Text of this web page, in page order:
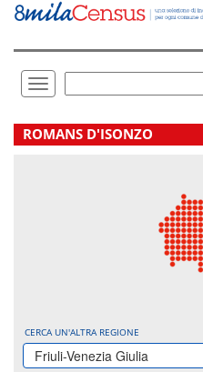
Vai
direttamente
Toggle
navigation
.
ROMANS D'ISONZO
CERCA UN'ALTRA REGIONE
Friuli-Venezia Giulia